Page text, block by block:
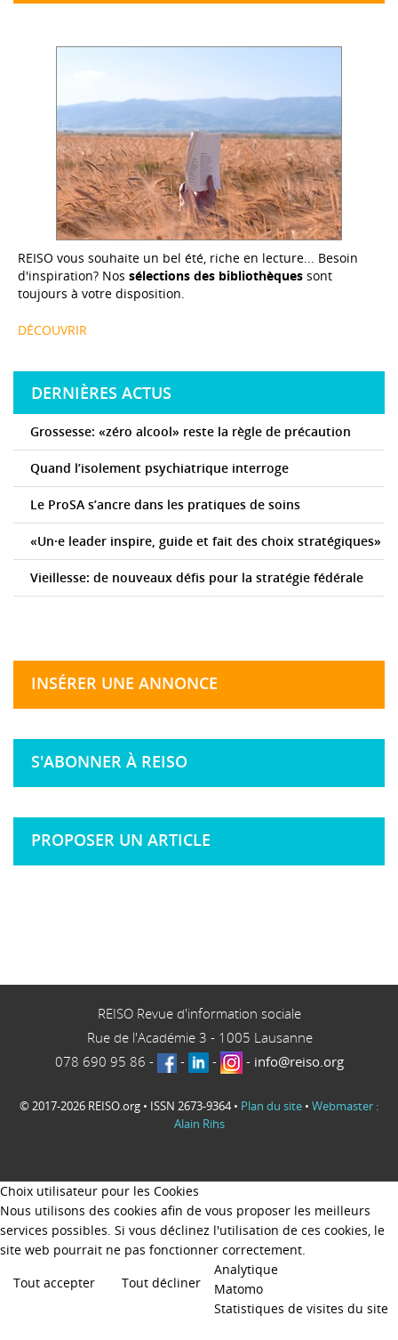
REISO vous souhaite un bel été, riche en lecture... Besoin
d'inspiration? Nos sélections des bibliothèques sont
toujours à votre disposition.
DÉCOUVRIR
DERNIÈRES ACTUS
Grossesse: «zéro alcool» reste la règle de précaution
Quand l’isolement psychiatrique interroge
Le ProSA s’ancre dans les pratiques de soins
«Un·e leader inspire, guide et fait des choix stratégiques»
Vieillesse: de nouveaux défis pour la stratégie fédérale
INSÉRER UNE ANNONCE
S'ABONNER À REISO
PROPOSER UN ARTICLE
REISO Revue d'information sociale
Rue de l'Académie 3 - 1005 Lausanne
078 690 95 86 - - - - info@reiso.org
© 2017-2026 REISO.org • ISSN 2673-9364 • Plan du site • Webmaster :
Alain Rihs
Choix utilisateur pour les Cookies
Nous utilisons des cookies afin de vous proposer les meilleurs
services possibles. Si vous déclinez l'utilisation de ces cookies, le
site web pourrait ne pas fonctionner correctement.
Tout accepter
Tout décliner
Analytique
Matomo
Statistiques de visites du site